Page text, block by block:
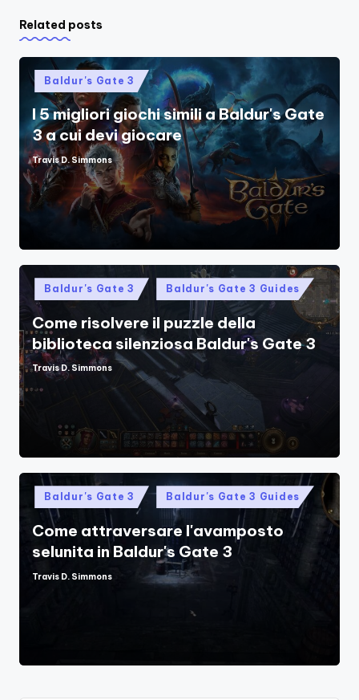
Related posts
Posted
in
Baldur's Gate 3
I 5 migliori giochi simili a Baldur's Gate
3 a cui devi giocare
Posted
by
Travis D. Simmons
Posted
in
Baldur's Gate 3 Baldur's Gate 3 Guides
Come risolvere il puzzle della
biblioteca silenziosa Baldur's Gate 3
Posted
Travis D. Simmons
Posted
in
Baldur's Gate 3 Baldur's Gate 3 Guides
Come attraversare l'avamposto
selunita in Baldur's Gate 3
Posted
Travis D. Simmons